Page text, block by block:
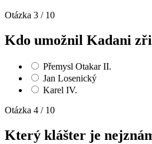
Otázka 3 / 10
Kdo umožnil Kadani
Přemysl Otakar II.
Jan Losenický
Karel IV.
Otázka 4 / 10
Který klášter je